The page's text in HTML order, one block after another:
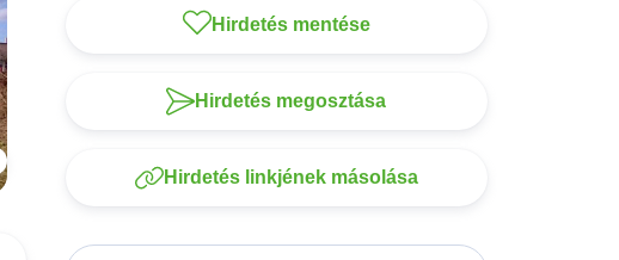
Hirdetés mentése
Hirdetés megosztása
Hirdetés linkjének másolása